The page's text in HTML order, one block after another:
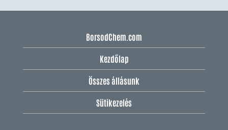
BorsodChem.com
Kezdőlap
Összes állásunk
Sütikezelés